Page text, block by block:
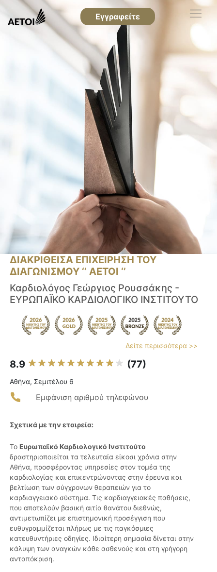
Εγγραφείτε
ΔΙΑΚΡΙΘΕΙΣΑ ΕΠΙΧΕΙΡΗΣΗ ΤΟΥ
ΔΙΑΓΩΝΙΣΜΟΥ ‘’ ΑΕΤΟΙ ‘’
Καρδιολόγος Γεώργιος Ρουσσάκης -
ΕΥΡΩΠΑΪΚΟ ΚΑΡΔΙΟΛΟΓΙΚΟ ΙΝΣΤΙΤΟΥΤΟ
Δείτε περισσότερα >>
8.9 (77)
Αθήνα, Σεμιτέλου 6
Εμφάνιση αριθμού τηλεφώνου
Σχετικά με την εταιρεία:
Το Ευρωπαϊκό Καρδιολογικό Ινστιτούτο
δραστηριοποιείται τα τελευταία είκοσι χρόνια στην
Αθήνα, προσφέροντας υπηρεσίες στον τομέα της
καρδιολογίας και επικεντρώνοντας στην έρευνα και
βελτίωση των σύγχρονων θεραπειών για το
καρδιαγγειακό σύστημα. Τις καρδιαγγειακές παθήσεις,
που αποτελούν βασική αιτία θανάτου διεθνώς,
αντιμετωπίζει με επιστημονική προσέγγιση που
ευθυγραμμίζεται πλήρως με τις παγκόσμιες
κατευθυντήριες οδηγίες. Ιδιαίτερη σημασία δίνεται στην
κάλυψη των αναγκών κάθε ασθενούς και στη γρήγορη
ανταπόκριση.